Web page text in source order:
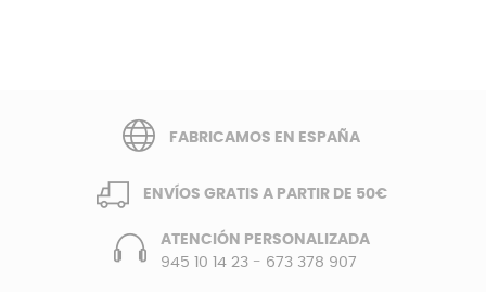
FABRICAMOS EN ESPAÑA
ENVÍOS GRATIS A PARTIR DE 50€
ATENCIÓN PERSONALIZADA
945 10 14 23- 673 378 907